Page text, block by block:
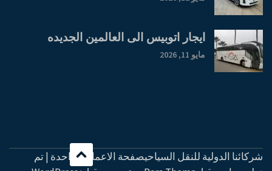
ايجار اتوبيس الى العالمين الجديده
مايو 11, 2026
شركائنا الدولية للنقل السياحيصفحة الاعمال الواحدة | تم